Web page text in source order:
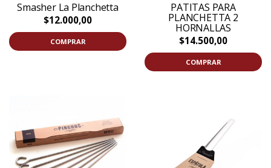
Smasher La Planchetta
$12.000,00
COMPRAR
PATITAS PARA
PLANCHETTA 2
HORNALLAS
$14.500,00
COMPRAR